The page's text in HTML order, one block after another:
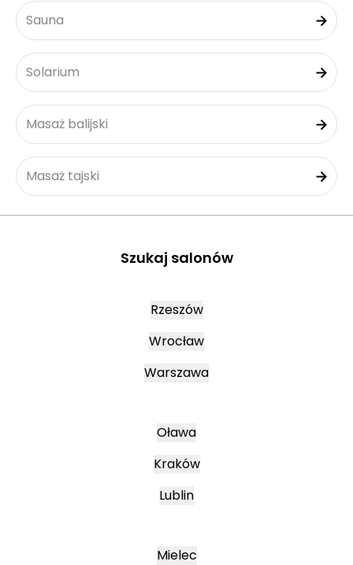
Sauna
Solarium
Masaż balijski
Masaż tajski
Szukaj salonów
Rzeszów
Wrocław
Warszawa
Oława
Kraków
Lublin
Mielec